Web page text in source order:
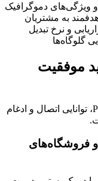
ویژگی‌های دموگرافیک
به مشتریان
و نرخ تبدیل
گلوگاه‌ها
موفقیت
یکی از مزایای CRM به ویژه در PersianCRM، توانایی اتصال و ادغام
و فروشگاه‌های